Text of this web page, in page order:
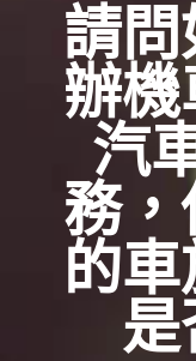
請
辦
汽
務，
的
是